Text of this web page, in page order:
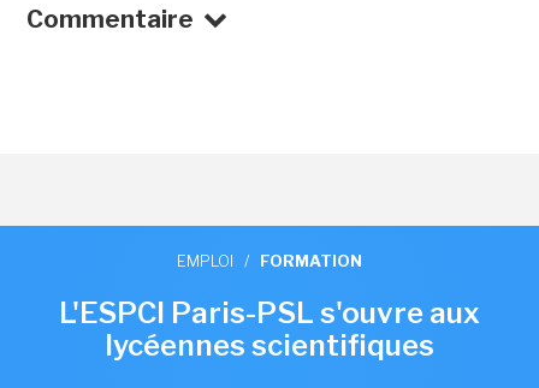
Commentaire
EMPLOI / FORMATION
L'ESPCI Paris-PSL s'ouvre aux
lycéennes scientifiques